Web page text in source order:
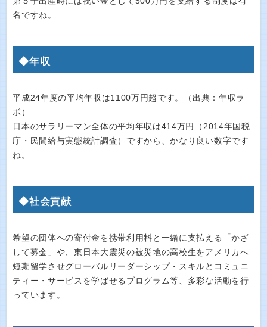
名ですね。
◆年収
平成24年度の平均年収は1100万円超です。（出典：年収ラ
ボ）
日本のサラリーマン全体の平均年収は414万円（2014年国税
庁・民間給与実態統計調査）ですから、かなり良い数字です
ね。
◆社会貢献
希望の団体への寄付金を携帯利用料と一緒に支払える「かざ
して募金」や、東日本大震災の被災地の高校生をアメリカへ
短期留学させグローバルリーダーシップ・スキルとコミュニ
ティー・サービスを学ばせるブログラム等、多彩な活動を行
っています。